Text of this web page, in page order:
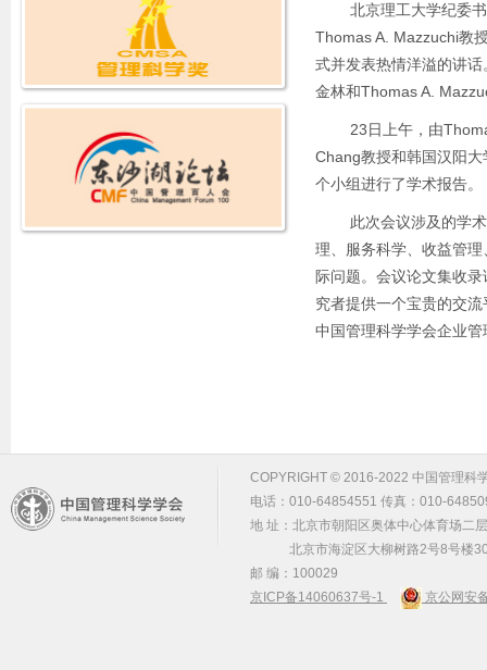
北京理工大学纪委书
Thomas A. Mazzuchi教
式并发表热情洋溢的讲
金林和Thomas A.
23日上午，由Thomas
Chang教授和韩国汉阳
个小组进行了学术报告。
此次会议涉及的学术
理、服务科学、收益管
际问题。会议论文集收
究者提供一个宝贵的交
中国管理科学学会企业
COPYRIGHT © 2016-2022 中国管理科
电话：010-64854551 传真：010-
地 址：北京市朝阳区奥体中心体育场二
北京市海淀区大柳树路2号8号楼
邮 编：100029
京ICP备14060637号-1
京公网安